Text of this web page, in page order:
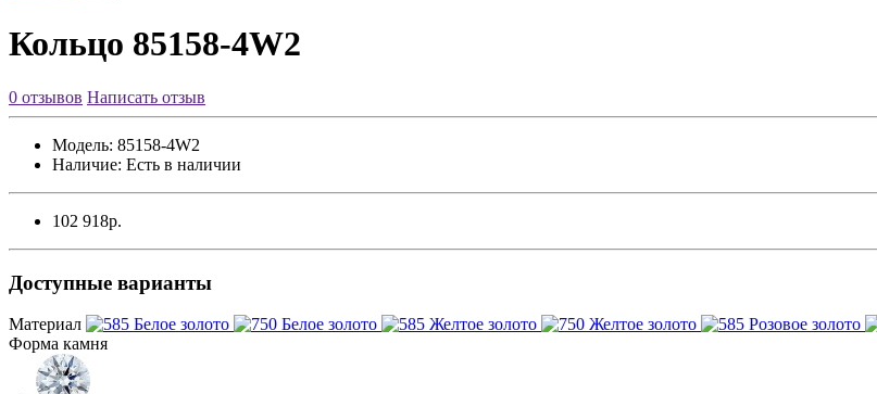
Кольцо 85158-4W2
0 отзывов Написать отзыв
Модель: 85158-4W2
Наличие: Есть в наличии
102 918р.
Доступные варианты
Материал
Форма камня